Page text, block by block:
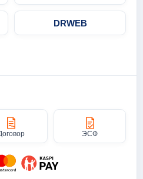
DRWEB
ЭСФ